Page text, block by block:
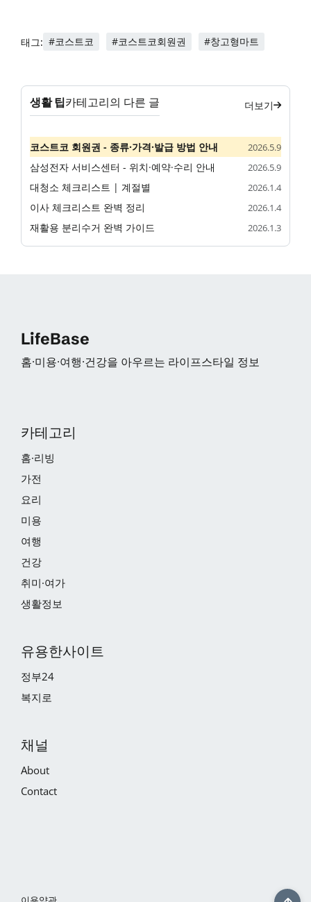
태그: #코스트코 #코스트코회원권 #창고형마트
생활 팁카테고리의 다른 글 더보기
코스트코 회원권 - 종류·가격·발급 방법 안내 2026.5.9
삼성전자 서비스센터 - 위치·예약·수리 안내 2026.5.9
대청소 체크리스트 | 계절별 2026.1.4
이사 체크리스트 완벽 정리 2026.1.4
재활용 분리수거 완벽 가이드 2026.1.3
LifeBase
홈·미용·여행·건강을 아우르는 라이프스타일 정보
카테고리
홈·리빙
가전
요리
미용
여행
건강
취미·여가
생활정보
유용한사이트
정부24
복지로
채널
About
Contact